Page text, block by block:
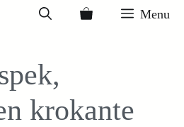
Menu
krokante